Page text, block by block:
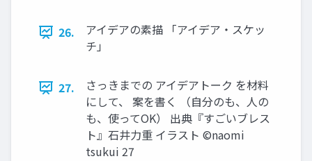
26.
アイデアの素描 「アイデア・スケッ
チ」
27.
さっきまでの アイデアトーク を材料
にして、 案を書く （自分のも、人の
も、使ってOK） 出典『すごいブレス
ト』石井力重 イラスト ©naomi
tsukui 27